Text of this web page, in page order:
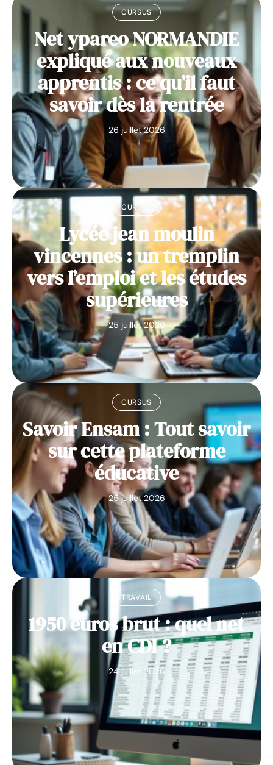
CURSUS
Net ypareo NORMANDIE
expliqué aux nouveaux
apprentis : ce qu’il faut
savoir dès la rentrée
26 juillet 2026
CURSUS
Lycée jean moulin
vincennes : un tremplin
vers l’emploi et les études
supérieures
25 juillet 2026
CURSUS
Savoir Ensam : Tout savoir
sur cette plateforme
éducative
25 juillet 2026
TRAVAIL
1950 euros brut : quel net
en CDI ?
24 juillet 2026